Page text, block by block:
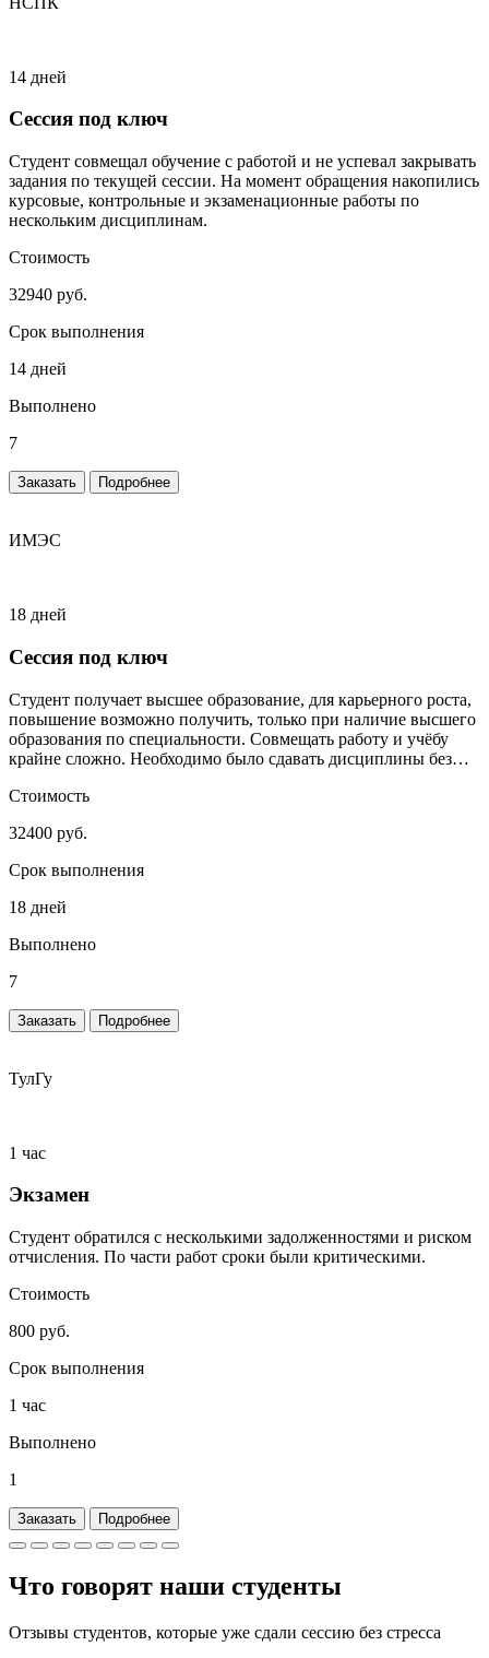
14 дней
Сессия под ключ
Студент совмещал обучение с работой и не успевал закрывать
задания по текущей сессии. На момент обращения накопились
курсовые, контрольные и экзаменационные работы по
нескольким дисциплинам.
Стоимость
32940 руб.
Срок выполнения
14 дней
Выполнено
7
Заказать Подробнее
ИМЭС
18 дней
Сессия под ключ
Студент получает высшее образование, для карьерного роста,
повышение возможно получить, только при наличие высшего
образования по специальности. Совмещать работу и учёбу
крайне сложно. Необходимо было сдавать дисциплины без
Стоимость
32400 руб.
Срок выполнения
18 дней
Выполнено
7
Заказать Подробнее
ТулГу
1 час
Экзамен
Студент обратился с несколькими задолженностями и риском
отчисления. По части работ сроки были критическими.
Стоимость
800 руб.
Срок выполнения
1 час
Выполнено
1
Заказать Подробнее
Что говорят наши студенты
Отзывы студентов, которые уже сдали сессию без стресса